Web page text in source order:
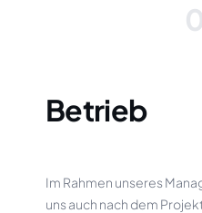
Betrieb
Im Rahmen unseres
uns auch nach dem